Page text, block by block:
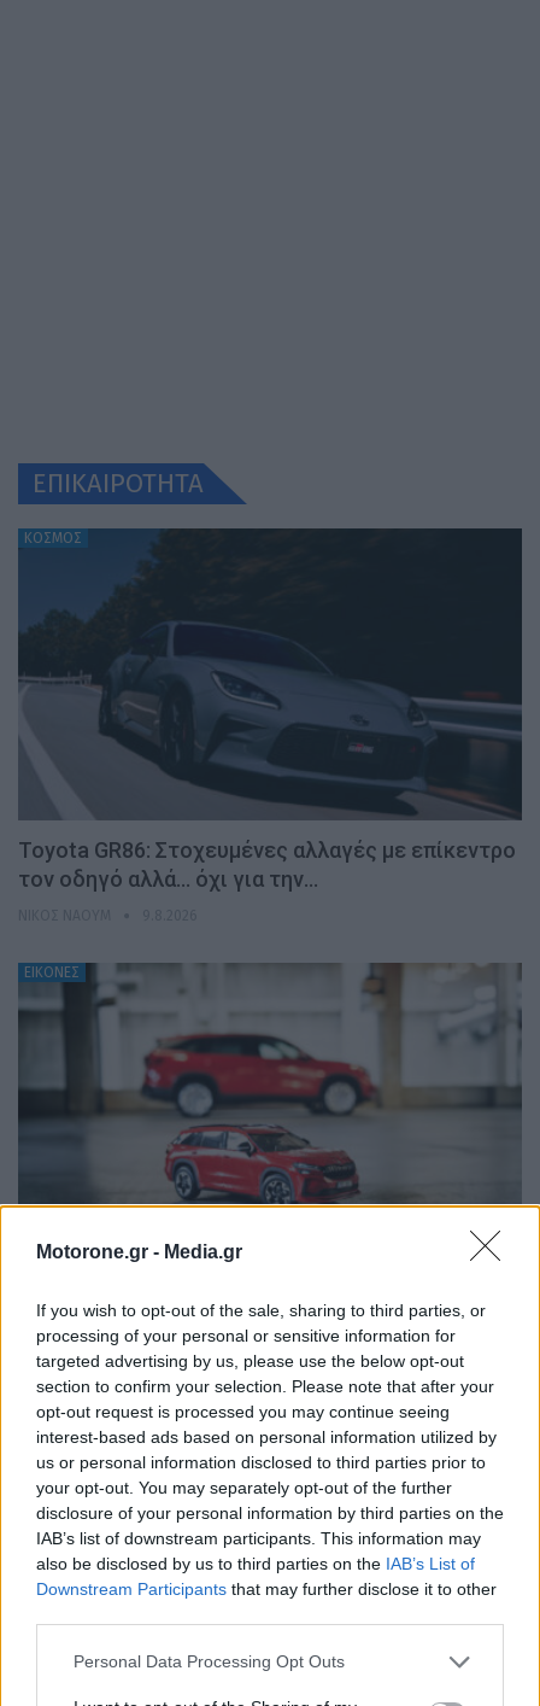
Motorone.gr - Media.gr
If you wish to opt-out of the sale, sharing to third parties, or
processing of your personal or sensitive information for
targeted advertising by us, please use the below opt-out
section to confirm your selection. Please note that after your
opt-out request is processed you may continue seeing
interest-based ads based on personal information utilized by
us or personal information disclosed to third parties prior to
your opt-out. You may separately opt-out of the further
disclosure of your personal information by third parties on the
IAB’s list of downstream participants. This information may
also be disclosed by us to third parties on the IAB’s List of
Downstream Participants that may further disclose it to other
Personal Data Processing Opt Outs
ΕΠΙΚΑΙΡΟΤΗΤΑ
ΚΟΣΜΟΣ
Toyota GR86: Στοχευμένες αλλαγές με επίκεντρο
τον οδηγό αλλά… όχι για την…
ΕΙΚΟΝΕΣ
ανάβουν!
ΝΊΚΟΣ ΝΑΟΎΜ 9.8.2026
ΠΑΡΟΥΣΙΑΣΕΙΣ